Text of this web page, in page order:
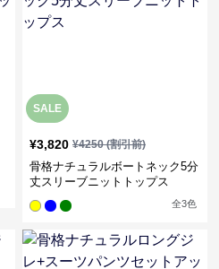
SALE
¥3,820 ¥4250(割引前)
骨格ナチュラルボートネック5分
丈スリーブニットトップス
全3色